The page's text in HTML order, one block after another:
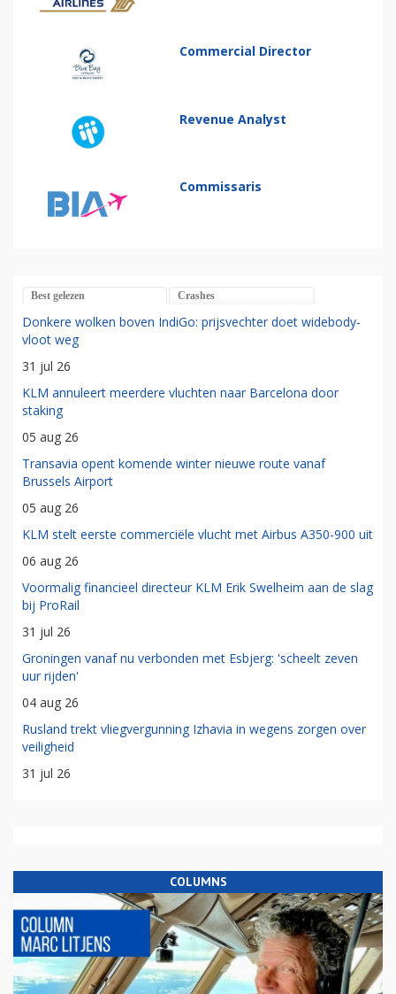
Commercial Director
Revenue Analyst
Commissaris
Best gelezen Crashes
Donkere wolken boven IndiGo: prijsvechter doet widebody-
vloot weg
31 jul 26
KLM annuleert meerdere vluchten naar Barcelona door
staking
05 aug 26
Transavia opent komende winter nieuwe route vanaf
Brussels Airport
05 aug 26
KLM stelt eerste commerciële vlucht met Airbus A350-900 uit
06 aug 26
Voormalig financieel directeur KLM Erik Swelheim aan de slag
bij ProRail
31 jul 26
Groningen vanaf nu verbonden met Esbjerg: 'scheelt zeven
uur rijden'
04 aug 26
Rusland trekt vliegvergunning Izhavia in wegens zorgen over
veiligheid
31 jul 26
COLUMNS